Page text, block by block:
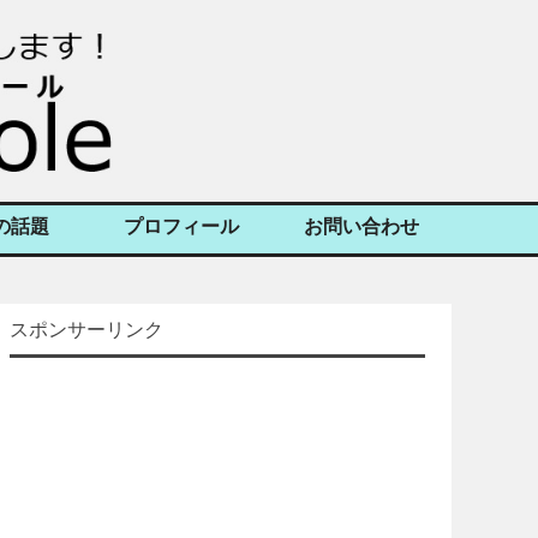
話題 プロフィール お問い合わせ
スポンサーリンク